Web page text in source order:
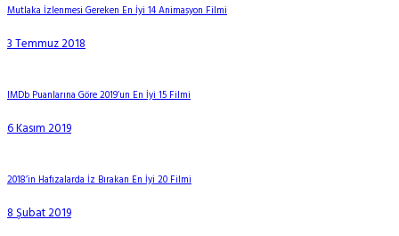
Mutlaka İzlenmesi Gereken En İyi 14 Animasyon Filmi
3 Temmuz 2018
IMDb Puanlarına Göre 2019’un En İyi 15 Filmi
6 Kasım 2019
2018’in Hafızalarda İz Bırakan En İyi 20 Filmi
8 Şubat 2019